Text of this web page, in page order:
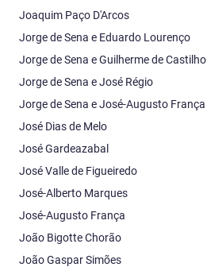
Joaquim Paço D'Arcos
Jorge de Sena e Eduardo Lourenço
Jorge de Sena e Guilherme de Castilho
Jorge de Sena e José Régio
Jorge de Sena e José-Augusto França
José Dias de Melo
José Gardeazabal
José Valle de Figueiredo
José-Alberto Marques
José-Augusto França
João Bigotte Chorão
João Gaspar Simões